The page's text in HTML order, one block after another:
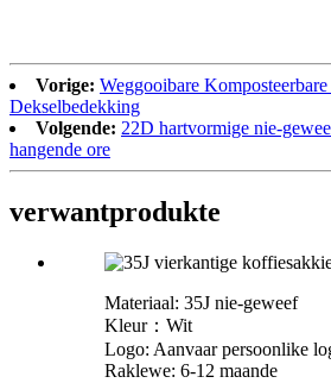
Vorige: Weggooibare
Dekselbedekking
Volgende: 22D hartvormige nie-
hangende ore
verwantprodukte
Materiaal: 35J nie-geweef
Kleur：Wit
Logo: Aanvaar persoonlike
Raklewe: 6-12 maande